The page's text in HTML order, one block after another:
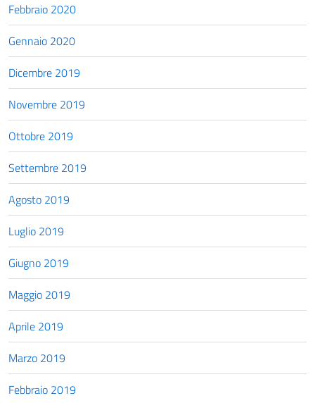
Febbraio 2020
Gennaio 2020
Dicembre 2019
Novembre 2019
Ottobre 2019
Settembre 2019
Agosto 2019
Luglio 2019
Giugno 2019
Maggio 2019
Aprile 2019
Marzo 2019
Febbraio 2019